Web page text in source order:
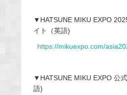
▼HATSUNE MIKU EXPO
イト（英語)
https://mikuexpo.com/
▼HATSUNE MIKU EXPO 公
語)